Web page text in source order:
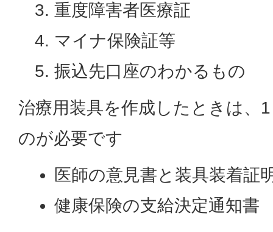
重度障害者医療証
マイナ保険証等
振込先口座のわかるもの
治療用装具を作成したときは、
のが必要です
医師の意見書と装具装着証
健康保険の支給決定通知書